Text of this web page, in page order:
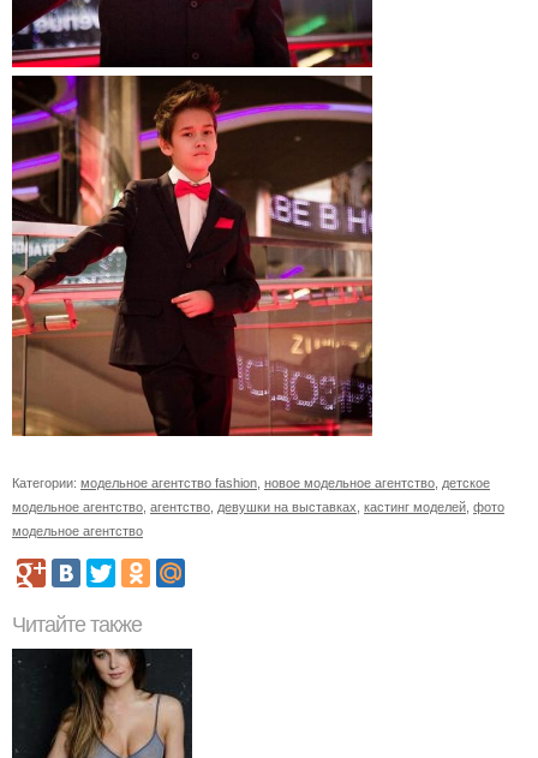
Категории: модельное агентство fashion новое модельное агентство детское
модельное агентство агентство девушки на выставках кастинг моделей фото
модельное агентство
Читайте также